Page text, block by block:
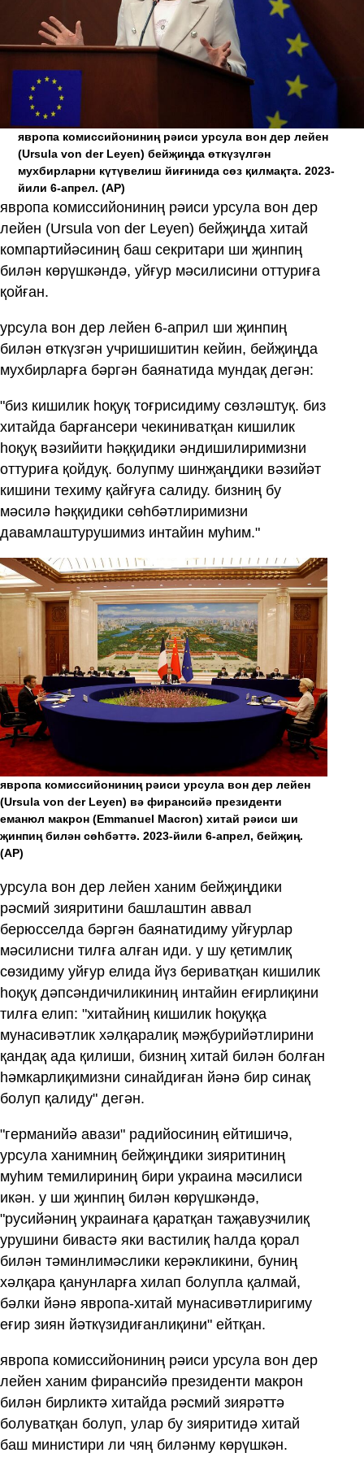
явропа комиссийониниң рәиси урсула вон дер лейен
(Ursula von der Leyen) бейҗиңда өткүзүлгән
мухбирларни күтүвелиш йиғинида сөз қилмақта. 2023-
йили 6-апрел.(AP)
явропа комиссийониниң рәиси урсула вон дер
лейен (Ursula von der Leyen) бейҗиңда хитай
компартийәсиниң баш секритари ши җинпиң
билән көрүшкәндә, уйғур мәсилисини оттуриға
қойған.
урсула вон дер лейен 6-април ши җинпиң
билән өткүзгән учришишитин кейин, бейҗиңда
мухбирларға бәргән баянатида мундақ дегән:
"биз кишилик һоқуқ тоғрисидиму сөзләштуқ. биз
хитайда барғансери чекиниватқан кишилик
һоқуқ вәзийити һәққидики әндишилиримизни
оттуриға қойдуқ. болупму шинҗаңдики вәзийәт
кишини техиму қайғуға салиду. бизниң бу
мәсилә һәққидики сөһбәтлиримизни
давамлаштурушимиз интайин муһим."
явропа комиссийониниң рәиси урсула вон дер лейен
(Ursula von der Leyen) вә фирансийә президенти
еманюл макрон (Emmanuel Macron) хитай рәиси ши
җинпиң билән сөһбәттә. 2023-йили 6-апрел, бейҗиң.
(AP)
урсула вон дер лейен ханим бейҗиңдики
рәсмий зияритини башлаштин аввал
берюсселда бәргән баянатидиму уйғурлар
мәсилисни тилға алған иди. у шу қетимлиқ
сөзидиму уйғур елида йүз бериватқан кишилик
һоқуқ дәпсәндичиликиниң интайин еғирлиқини
тилға елип: "хитайниң кишилик һоқуққа
мунасивәтлик хәлқаралиқ мәҗбурийәтлирини
қандақ ада қилиши, бизниң хитай билән болған
һәмкарлиқимизни синайдиған йәнә бир синақ
болуп қалиду" дегән.
"германийә авази" радийосиниң ейтишичә,
урсула ханимниң бейҗиңдики зияритиниң
муһим темилириниң бири украина мәсилиси
икән. у ши җинпиң билән көрүшкәндә,
"русийәниң украинаға қаратқан таҗавузчилиқ
урушини бивастә яки вастилиқ һалда қорал
билән тәминлимәслики керәкликини, буниң
хәлқара қанунларға хилап болупла қалмай,
бәлки йәнә явропа-хитай мунасивәтлиригиму
еғир зиян йәткүзидиғанлиқини" ейтқан.
явропа комиссийониниң рәиси урсула вон дер
лейен ханим фирансийә президенти макрон
билән бирликтә хитайда рәсмий зиярәттә
болуватқан болуп, улар бу зияритидә хитай
баш министири ли чяң биләнму көрүшкән.